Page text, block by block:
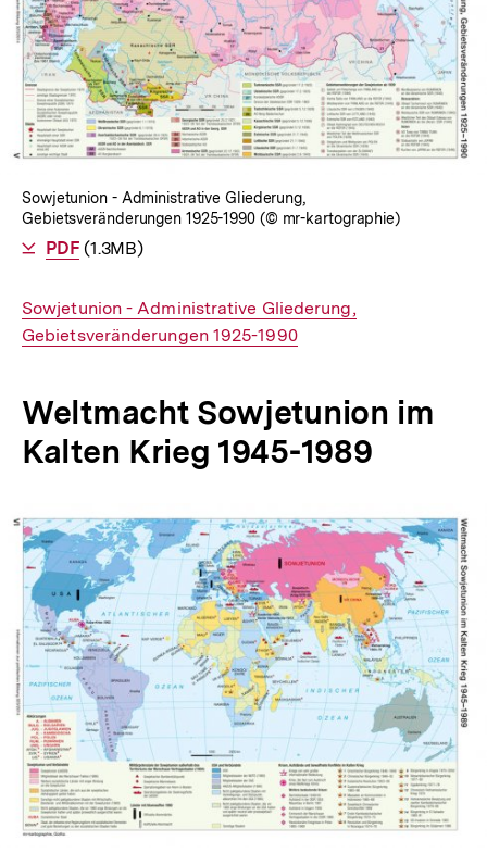
Sowjetunion - Administrative Gliederung,
Gebietsveränderungen 1925-1990 (© mr-kartographie)
Als
PDFherunterladen
(1.3MB)
Interner
Link:
Sowjetunion - Administrative Gliederung,
Gebietsveränderungen 1925-1990
Weltmacht Sowjetunion im
Kalten Krieg 1945-1989